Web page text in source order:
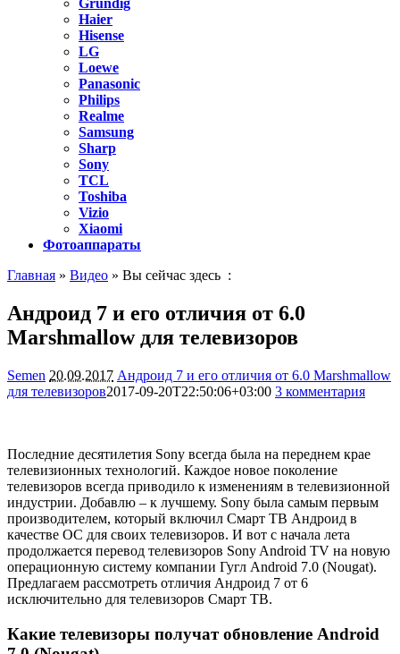
Grundig
Haier
Hisense
LG
Loewe
Panasonic
Philips
Realme
Samsung
Sharp
Sony
TCL
Toshiba
Vizio
Xiaomi
Фотоаппараты
Главная » Видео » Вы сейчас здесь :
Андроид 7 и его отличия от 6.0
Marshmallow для телевизоров
Semen 20.09.2017 Андроид 7 и его отличия от 6.0 Marshmallow
для телевизоров2017-09-20T22:50:06+03:00 3 комментария
Последние десятилетия Sony всегда была на переднем крае
телевизионных технологий. Каждое новое поколение
телевизоров всегда приводило к изменениям в телевизионной
индустрии. Добавлю – к лучшему. Sony была самым первым
производителем, который включил Смарт ТВ Андроид в
качестве ОС для своих телевизоров. И вот с начала лета
продолжается перевод телевизоров Sony Android TV на новую
операционную систему компании Гугл Android 7.0 (Nougat).
Предлагаем рассмотреть отличия Андроид 7 от 6
исключительно для телевизоров Смарт ТВ.
Какие телевизоры получат обновление Android